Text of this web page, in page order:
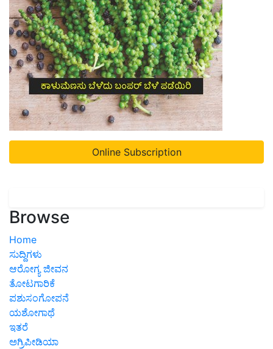
Online Subscription
Browse
Home
ಸುದ್ದಿಗಳು
ಆರೋಗ್ಯ ಜೀವನ
ತೋಟಗಾರಿಕೆ
ಪಶುಸಂಗೋಪನೆ
ಯಶೋಗಾಥೆ
ಇತರೆ
ಅಗ್ರಿಪೀಡಿಯಾ